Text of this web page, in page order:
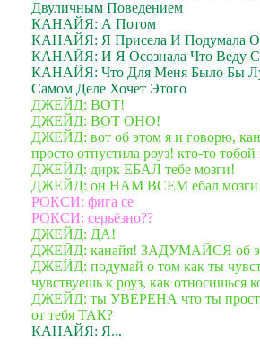
Двуличным Поведением
КАНАЙЯ: А Потом
КАНАЙЯ: Я Присела И Подумала
КАНАЙЯ: И Я Осознала Что Веду
КАНАЙЯ: Что Для Меня Было Бы
Самом Деле Хочет Этого
ДЖЕЙД: ВОТ!
ДЖЕЙД: ВОТ ОНО!
ДЖЕЙД: вот об этом я и говорю,
просто отпустила роуз! кто-то
ДЖЕЙД: дирк ЕБАЛ тебе мозги!
ДЖЕЙД: он НАМ ВСЕМ ебал
РОКСИ: фига се
РОКСИ: серьёзно??
ДЖЕЙД: ДА!
ДЖЕЙД: канайя! ЗАДУМАЙСЯ об
ДЖЕЙД: подумай о том как ты
чувствуешь к роуз, как относишься
ДЖЕЙД: ты УВЕРЕНА что ты
от тебя ТАК?
КАНАЙЯ: Я...